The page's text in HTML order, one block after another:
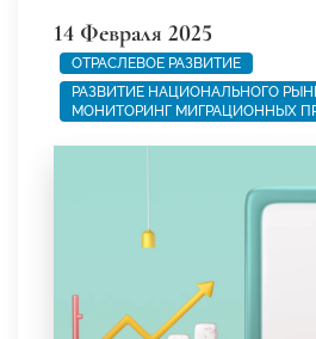
14 Февраля 2025
ОТРАСЛЕВОЕ РАЗВИТИЕ
РАЗВИТИЕ НАЦИОНАЛЬНОГО
МОНИТОРИНГ МИГРАЦИОННЫХ